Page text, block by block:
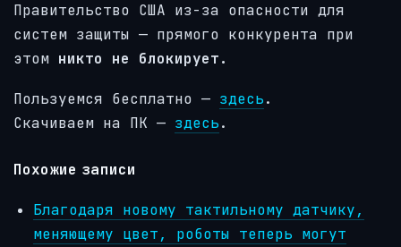
Правительство США из-за опасности для
систем защиты — прямого конкурента при
этом никто не блокирует.
Пользуемся бесплатно — здесь.
Скачиваем на ПК — здесь.
Похожие записи
Благодаря новому тактильному датчику,
меняющему цвет, роботы теперь могут